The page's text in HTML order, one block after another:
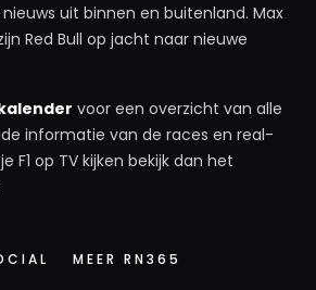
uit binnen en buitenland. Max
Red Bull op jacht naar nieuwe
voor een overzicht van alle
informatie van de races en real-
F1 op TV kijken bekijk dan het
MEER RN365